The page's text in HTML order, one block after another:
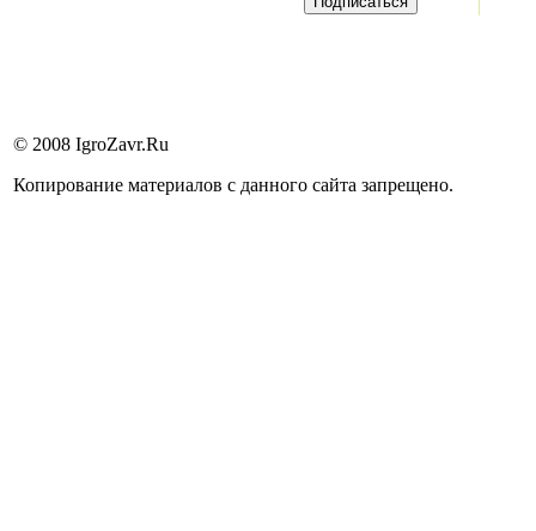
© 2008 IgroZavr.Ru
Копирование материалов с данного сайта запрещено.